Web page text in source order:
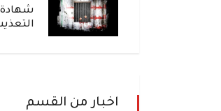
اخبار من القسم